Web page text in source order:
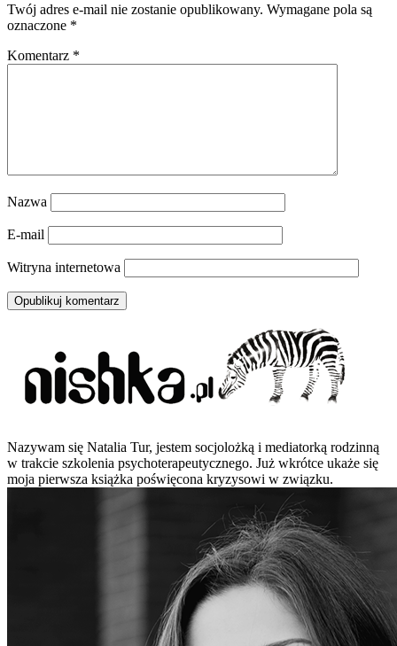
Twój adres e-mail nie zostanie opublikowany. Wymagane pola są
oznaczone *
Komentarz *
Nazwa
E-mail
Witryna internetowa
Nazywam się Natalia Tur, jestem socjolożką i mediatorką rodzinną
w trakcie szkolenia psychoterapeutycznego. Już wkrótce ukaże się
moja pierwsza książka poświęcona kryzysowi w związku.